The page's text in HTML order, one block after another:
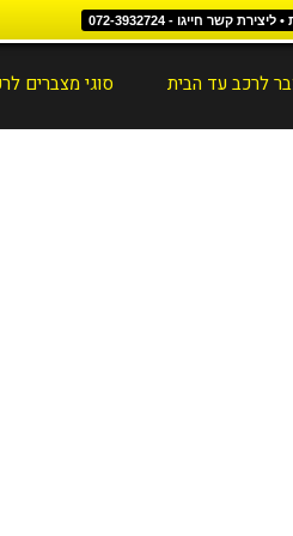
קשר חייגו - 072-3932724
לרכב עד הבית סוגי מצברים